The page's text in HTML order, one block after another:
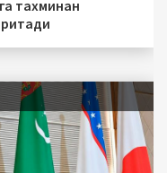
тахминан